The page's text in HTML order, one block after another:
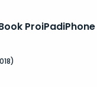
ProiPadiPhone